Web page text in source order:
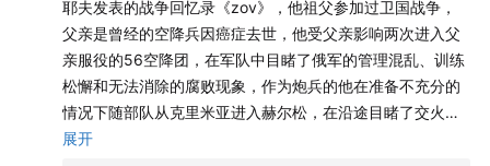
1:12:27柯义自述
【本期音乐】
Ólafur Arnalds - Saudade (When We Are Born)
耶夫发表的战争回忆录《zov》，他祖父参加过卫国战争，
父亲是曾经的空降兵因癌症去世，他受父亲影响两次进入父
亲服役的56空降团，在军队中目睹了俄军的管理混乱、训练
松懈和无法消除的腐败现象，作为炮兵的他在准备不充分的
情况下随部队从克里米亚进入赫尔松，在沿途目睹了交火、
死亡、战争带来的混乱、同胞情谊以及士兵的抢劫酗酒等行
展开